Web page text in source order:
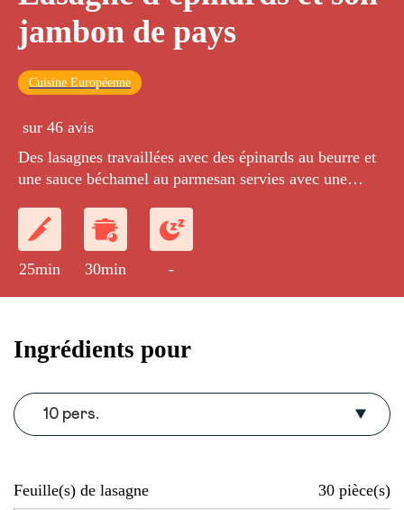
jambon de pays
Cuisine Européenne
sur 46 avis
Des lasagnes travaillées avec des épinards au beurre et
une sauce béchamel au parmesan servies avec une
25min 30min -
Ingrédients pour
10 pers.
Feuille(s) de lasagne 30 pièce(s)